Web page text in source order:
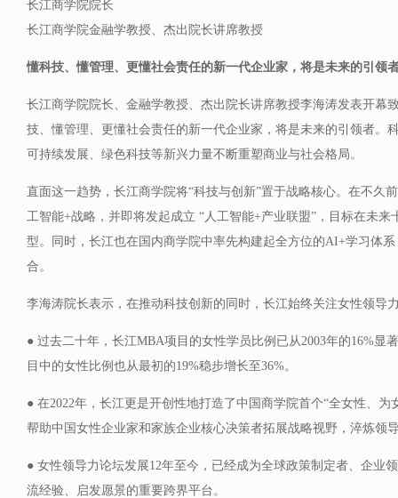
长江商学院院长
长江商学院金融学教授、杰出院长讲席教授
懂科技、懂管理、更懂社会责任的新一代企业家，将是未来的引领
长江商学院院长、金融学教授、杰出院长讲席教授李海涛发表开幕
技、懂管理、更懂社会责任的新一代企业家，将是未来的引领者。
可持续发展、绿色科技等新兴力量不断重塑商业与社会格局。
直面这一趋势，长江商学院将“科技与创新”置于战略核心。在不久
工智能+战略，并即将发起成立 “人工智能+产业联盟”，目标在未
型。同时，长江也在国内商学院中率先构建起全方位的AI+学习体
合。
李海涛院长表示，在推动科技创新的同时，长江始终关注女性领导
● 过去二十年，长江MBA项目的女性学员比例已从2003年的16%显
目中的女性比例也从最初的19%稳步增长至36%。
● 在2022年，长江更是开创性地打造了中国商学院首个“全女性、为
帮助中国女性企业家和家族企业核心决策者拓展战略视野，淬炼领
● 女性领导力论坛发展12年至今，已经成为全球政策制定者、企业
流经验、启发愿景的重要跨界平台。